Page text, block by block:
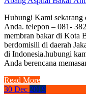
Hubungi Kami sekarang
Anda. telepon – 081-
membran bakar di Kota
berdomisili di daerah
di Indonesia.hubungi
Anda berencana
Read More
30 Dec 2019